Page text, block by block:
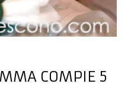
COMPIE 5